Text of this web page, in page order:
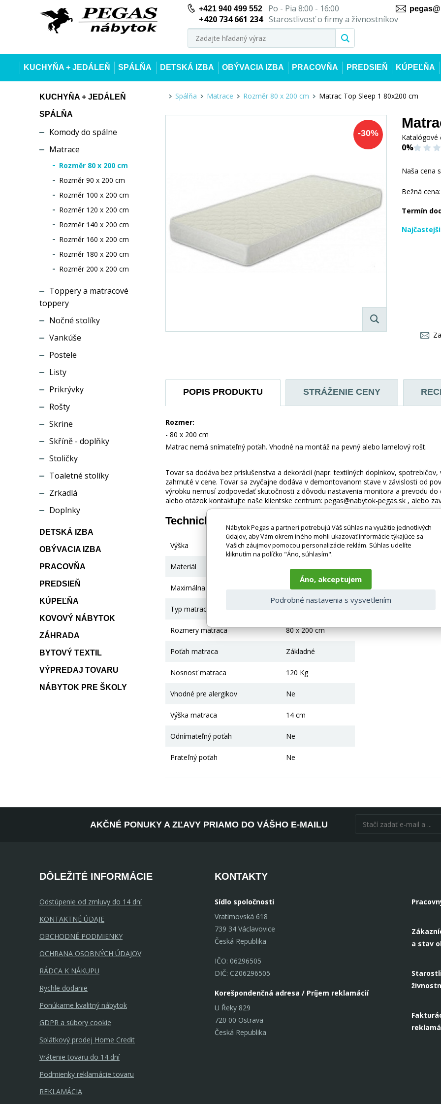
+421 940 499 552
Po - Pia 8:00 - 16:00
+420 734 661 234 Starostlivosť o firmy a živnostníkov
KUCHYŇA + JEDÁLEŇ SPÁLŇA DETSKÁ IZBA OBÝVACIA IZBA PRACOVŇA PREDSIEŇ KÚPEĽŇA
KUCHYŇA + JEDÁLEŇ
SPÁLŇA
Komody do spálne
Matrace
Rozměr 80 x 200 cm
Rozměr 90 x 200 cm
Rozměr 100 x 200 cm
Rozměr 120 x 200 cm
Rozměr 140 x 200 cm
Rozměr 160 x 200 cm
Rozměr 180 x 200 cm
Rozměr 200 x 200 cm
Toppery a matracové
toppery
Nočné stolíky
Vankúše
Postele
Listy
Prikrývky
Rošty
Skrine
Skříně - doplňky
Stoličky
Toaletné stolíky
Zrkadlá
Doplnky
DETSKÁ IZBA
OBÝVACIA IZBA
PRACOVŇA
PREDSIEŇ
KÚPEĽŇA
KOVOVÝ NÁBYTOK
ZÁHRADA
BYTOVÝ TEXTIL
VÝPREDAJ TOVARU
NÁBYTOK PRE ŠKOLY
Spálňa Matrace Rozměr 80 x 200 cm Matrac Top Sleep 1 80x200 cm
-30% Katalógové
0%
Naša cena
Bežná cena:
Termín
POPIS PRODUKTU STRÁŽENIE CENY
Rozmer:
- 80 x 200 cm
Matrac nemá snímateľný poťah. Vhodné na montáž na pevný alebo lamelový rošt.
Tovar sa dodáva bez príslušenstva a dekorácií (napr. textilných doplnkov,
zahrnuté v cene. Tovar sa zvyčajne dodáva v demontovanom stave v závislosti od
výrobku nemusí zodpovedať skutočnosti z dôvodu nastavenia monitora a prevodu
alebo otázok kontaktujte naše klientske centrum: pegas@nabytok-pegas.sk , alebo
Technické parametre
Výška 14 cm
Materiál flexifoam
Maximálna nosnosť 120 kg
Typ matraca
Rozmery matraca 80 x 200 cm
Poťah matraca Základné
Nosnosť matraca 120 Kg
Vhodné pre alergikov Ne
Výška matraca 14 cm
Odnímateľný poťah Ne
Prateľný poťah Ne
AKČNÉ PONUKY A ZĽAVY PRIAMO DO VÁŠHO E-MAILU
DÔLEŽITÉ INFORMÁCIE
Odstúpenie od zmluvy do 14 dní
KONTAKTNÉ ÚDAJE
OBCHODNÉ PODMIENKY
OCHRANA OSOBNÝCH ÚDAJOV
RÁDCA K NÁKUPU
Rychle dodanie
Ponúkame kvalitný nábytok
GDPR a súbory cookie
Splátkový prodej Home Credit
Vrátenie tovaru do 14 dní
Podmienky reklamácie tovaru
REKLAMÁCIA
KONTAKTY
Sídlo spoločnosti
Vratimovská 618
739 34 Václavovice
Česká Republika
IČO: 06296505
DIČ: CZ06296505
Korešpondenčná adresa / Príjem reklamácií
U Řeky 829
720 00 Ostrava
Česká Republika
a stav
Nábytok Pegas a partneri potrebujú Váš súhlas na využitie jednotlivých
údajov, aby Vám okrem iného mohli ukazovať informácie týkajúce sa
Vašich záujmov pomocou personalizácie reklám. Súhlas udelíte
kliknutím na políčko "Áno, súhlasím".
Áno, akceptujem
Podrobné nastavenia s vysvetlením